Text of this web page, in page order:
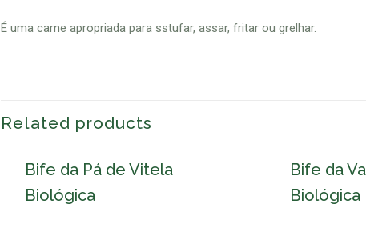
É uma carne apropriada para sstufar, assar, fritar ou grelhar.
Related products
Bife da Pá de Vitela
Biológica
Bife da
Biológica